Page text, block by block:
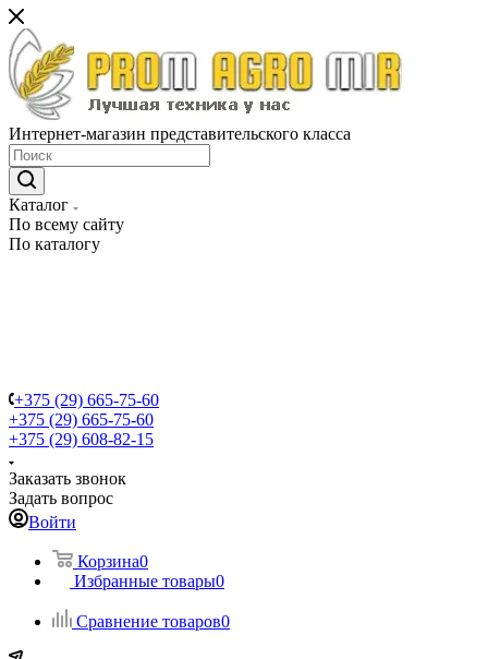
Интернет-магазин представительского класса
Каталог
По всему сайту
По каталогу
+375 (29) 665-75-60
+375 (29) 665-75-60
+375 (29) 608-82-15
Заказать звонок
Задать вопрос
Войти
Корзина0
Избранные товары0
Сравнение товаров0